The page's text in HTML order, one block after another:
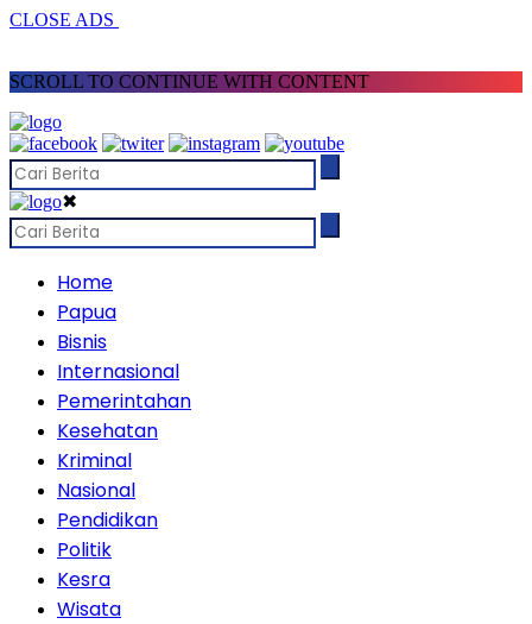
CLOSE ADS
SCROLL TO CONTINUE WITH CONTENT
✖
Home
Papua
Bisnis
Internasional
Pemerintahan
Kesehatan
Kriminal
Nasional
Pendidikan
Politik
Kesra
Wisata